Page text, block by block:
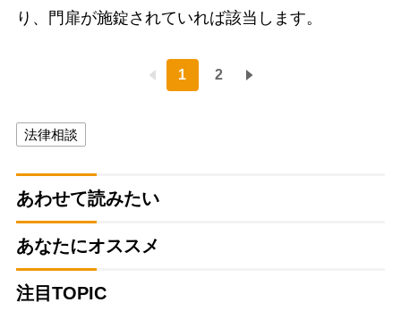
り、門扉が施錠されていれば該当します。
1 2
法律相談
あわせて読みたい
あなたにオススメ
注目TOPIC